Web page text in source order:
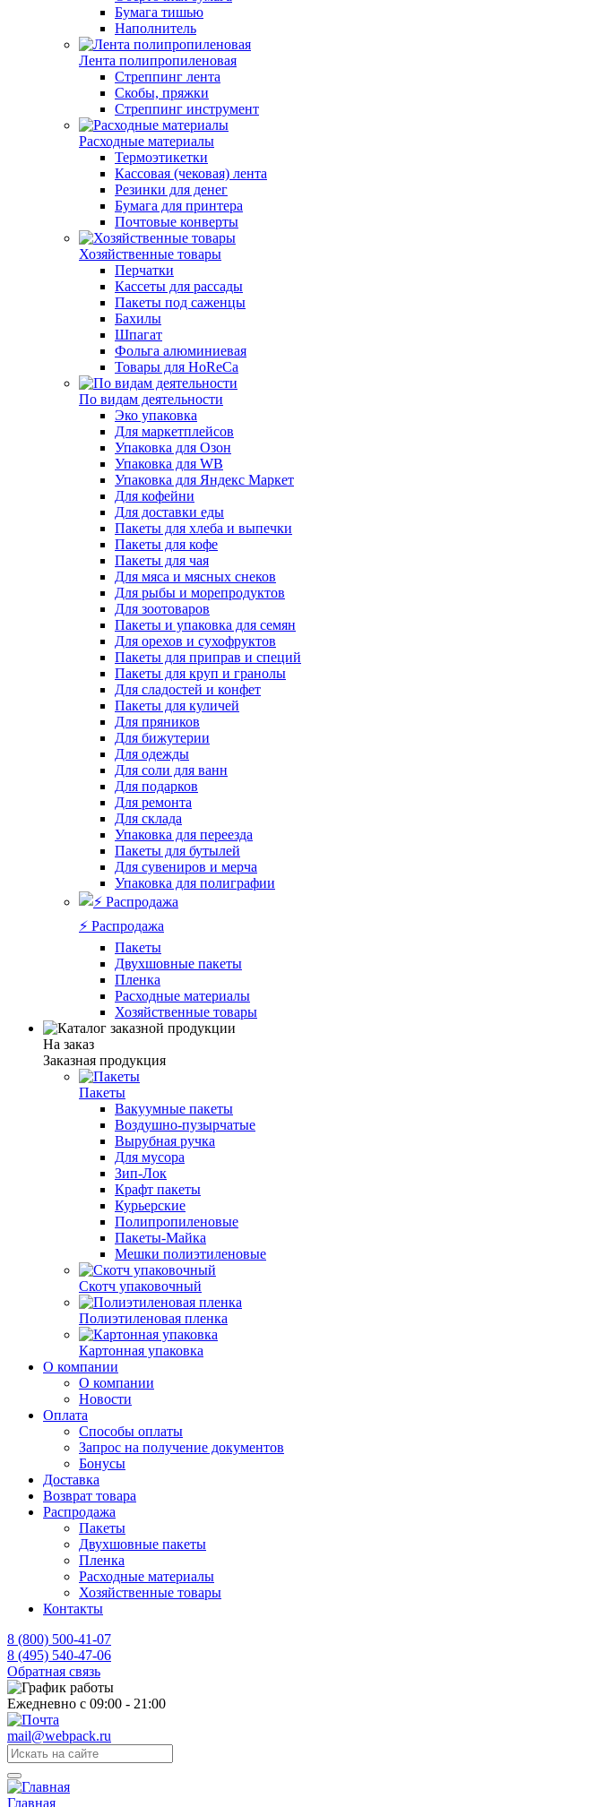
Бумага тишью
Наполнитель
Лента полипропиленовая
Стреппинг лента
Скобы, пряжки
Стреппинг инструмент
Расходные материалы
Термоэтикетки
Кассовая (чековая) лента
Резинки для денег
Бумага для принтера
Почтовые конверты
Хозяйственные товары
Перчатки
Кассеты для рассады
Пакеты под саженцы
Бахилы
Шпагат
Фольга алюминиевая
Товары для HoReCa
По видам деятельности
Эко упаковка
Для маркетплейсов
Упаковка для Озон
Упаковка для WB
Упаковка для Яндекс Маркет
Для кофейни
Для доставки еды
Пакеты для хлеба и выпечки
Пакеты для кофе
Пакеты для чая
Для мяса и мясных снеков
Для рыбы и морепродуктов
Для зоотоваров
Пакеты и упаковка для семян
Для орехов и сухофруктов
Пакеты для приправ и специй
Пакеты для круп и гранолы
Для сладостей и конфет
Пакеты для куличей
Для пряников
Для бижутерии
Для одежды
Для соли для ванн
Для подарков
Для ремонта
Для склада
Упаковка для переезда
Пакеты для бутылей
Для сувениров и мерча
Упаковка для полиграфии
⚡️ Распродажа
Пакеты
Двухшовные пакеты
Пленка
Расходные материалы
Хозяйственные товары
На заказ
Заказная продукция
Пакеты
Вакуумные пакеты
Воздушно-пузырчатые
Вырубная ручка
Для мусора
Зип-Лок
Крафт пакеты
Курьерские
Полипропиленовые
Пакеты-Майка
Мешки полиэтиленовые
Скотч упаковочный
Полиэтиленовая пленка
Картонная упаковка
О компании
О компании
Новости
Оплата
Способы оплаты
Запрос на получение документов
Бонусы
Доставка
Возврат товара
Распродажа
Пакеты
Двухшовные пакеты
Пленка
Расходные материалы
Хозяйственные товары
Контакты
8 (800) 500-41-07
8 (495) 540-47-06
Обратная связь
Ежедневно с 09:00 - 21:00
mail@webpack.ru
Главная